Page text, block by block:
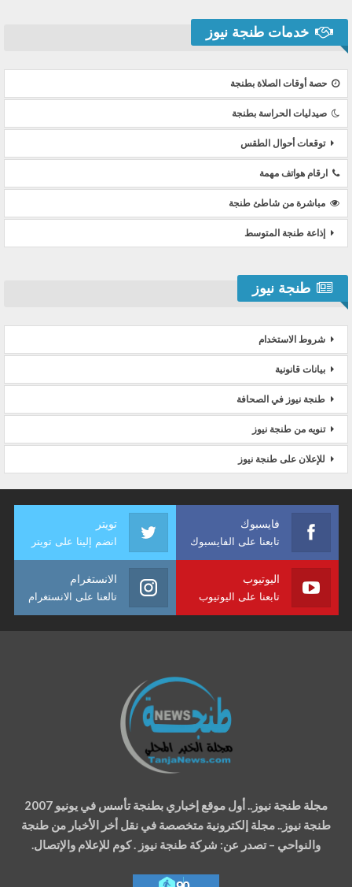
خدمات طنجة نيوز
حصة أوقات الصلاة بطنجة
صيدليات الحراسة بطنجة
توقعات أحوال الطقس
ارقام هواتف مهمة
مباشرة من شاطئ طنجة
إذاعة طنجة المتوسط
طنجة نيوز
شروط الاستخدام
بيانات قانونية
طنجة نيوز في الصحافة
تنويه من طنجة نيوز
للإعلان على طنجة نيوز
فايسبوك
تابعنا على الفايسبوك
تويتر
انضم إلينا على تويتر
اليوتيوب
تابعنا على اليوتيوب
الانستغرام
تالعنا على الانستغرام
مجلة طنجة نيوز.. أول موقع إخباري بطنجة تأسس في يونيو 2007
طنجة نيوز.. مجلة إلكترونية متخصصة في نقل أخر الأخبار من طنجة
والنواحي – تصدر عن: شركة طنجة نيوز . كوم للإعلام والإتصال.